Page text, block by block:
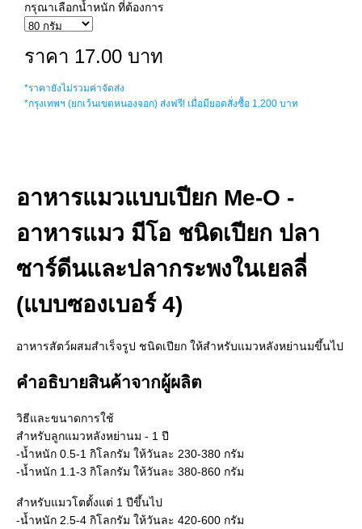
กรุณาเลือกน้ำหนัก ที่ต้องการ
ราคา 17.00 บาท
*ราคายังไม่รวมค่าจัดส่ง
*กรุงเทพฯ (ยกเว้นเขตหนองจอก) ส่งฟรี! เมื่อมียอดสั่งซื้อ 1,200 บาท
อาหารแมวแบบเปียก Me-O -
อาหารแมว มีโอ ชนิดเปียก ปลา
ซาร์ดีนและปลากระพงในเยลลี่
(แบบซองเบอร์ 4)
อาหารสัตว์ผสมสำเร็จรูป ชนิดเปียก ให้สำหรับแมวหลังหย่านมขึ้นไป
คำอธิบายสินค้าจากผู้ผลิต
วิธีและขนาดการใช้
สำหรับลูกแมวหลังหย่านม - 1 ปี
-น้ำหนัก 0.5-1 กิโลกรัม ให้วันละ 230-380 กรัม
-น้ำหนัก 1.1-3 กิโลกรัม ให้วันละ 380-860 กรัม
สำหรับแมวโตตั้งแต่ 1 ปีขึ้นไป
-น้ำหนัก 2.5-4 กิโลกรัม ให้วันละ 420-600 กรัม